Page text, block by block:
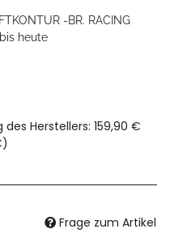
-BR. RACING
heute
Herstellers: 159,90 €
)
Frage zum Artikel